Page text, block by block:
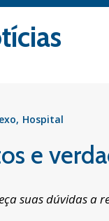
Hospital
e
suas dúvidas a